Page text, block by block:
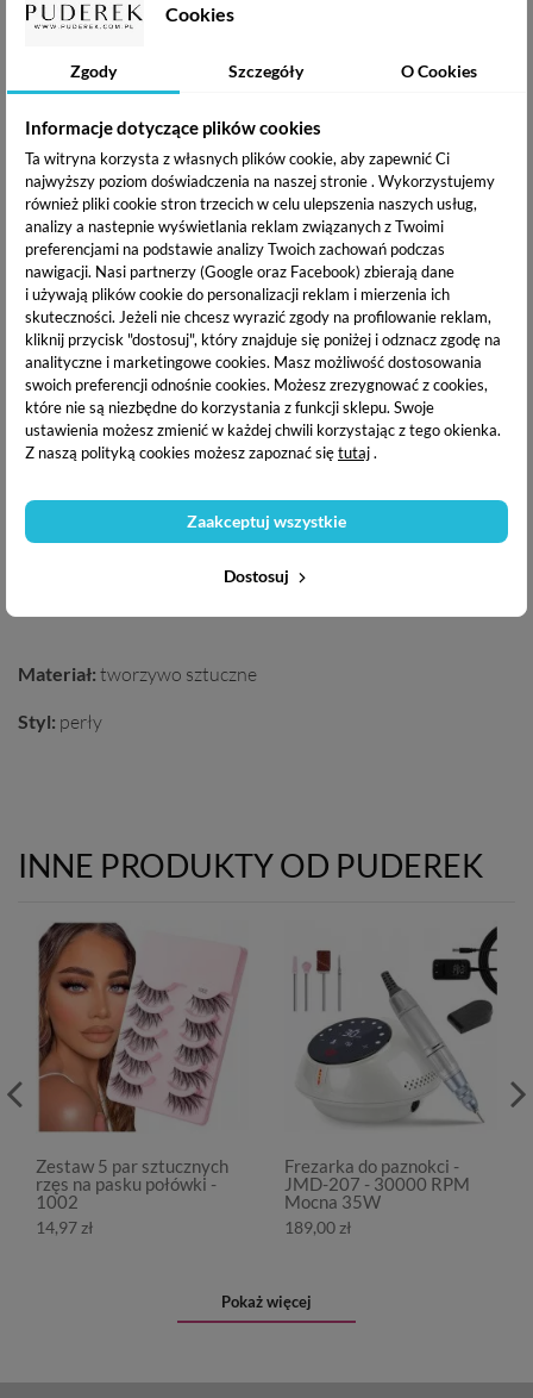
Cookies
Zgody Szczegóły O Cookies
Informacje dotyczące plików cookies
Ta witryna korzysta z własnych plików cookie, aby zapewnić Ci
najwyższy poziom doświadczenia na naszej stronie . Wykorzystujemy
również pliki cookie stron trzecich w celu ulepszenia naszych usług,
analizy a nastepnie wyświetlania reklam związanych z Twoimi
preferencjami na podstawie analizy Twoich zachowań podczas
nawigacji. Nasi partnerzy (Google oraz Facebook) zbierają dane
i używają plików cookie do personalizacji reklam i mierzenia ich
skuteczności. Jeżeli nie chcesz wyrazić zgody na profilowanie reklam,
kliknij przycisk "dostosuj", który znajduje się poniżej i odznacz zgodę na
analityczne i marketingowe cookies. Masz możliwość dostosowania
swoich preferencji odnośnie cookies. Możesz zrezygnować z cookies,
które nie są niezbędne do korzystania z funkcji sklepu. Swoje
ustawienia możesz zmienić w każdej chwili korzystając z tego okienka.
Z naszą polityką cookies możesz zapoznać siętutaj.
Dostosuj
Zaakceptuj wszystkie
NUMER KATALOGOWY:
685071044780
WYSYŁKA W CIĄGU:
24h
KOSZT DOSTAWY OD:
10.99 zł /zobacz więcej
DARMOWA WYSYŁKA:
od 200 zł
Dodaj do listy życzeń
OPIS PRODUKTU
DOSTAWA I PŁATNOŚĆ
Perełkowa gumka do włosówto elegancki dodatek do
twojej stylizacji. Perełki cudownie wzbogacą twojego kucyka
Materiał: tworzywo sztuczne
Styl: perły
INNE PRODUKTY OD PUDEREK
Zestaw 5 par sztucznych
rzęs na pasku połówki -
1002
14,97 zł
Frezarka do paznokci -
JMD-207 - 30000 RPM
Mocna 35W
189,00 zł
Pokaż więcej